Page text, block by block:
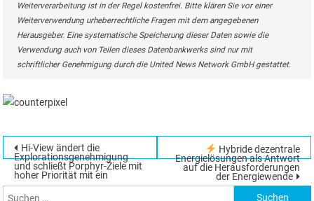
Weiterverarbeitung ist in der Regel kostenfrei. Bitte klären Sie vor einer
Weiterverwendung urheberrechtliche Fragen mit dem angegebenen
Herausgeber. Eine systematische Speicherung dieser Daten sowie die
Verwendung auch von Teilen dieses Datenbankwerks sind nur mit
schriftlicher Genehmigung durch die United News Network GmbH gestattet.
Beitragsnavigation
Hi-View ändert die
Explorationsgenehmigung
und schließt Porphyr-Ziele mit
hoher Priorität mit ein
Hybride dezentrale
Energielösungen als Antwort
auf die Herausforderungen
der Energiewende
Suchen